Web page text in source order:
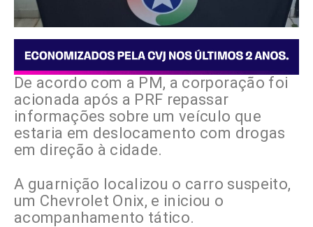
Uma jovem de 23 anos foi presa na
A ação foi resultado de uma operação
De acordo com a PM, a corporação foi
acionada após a PRF repassar
informações sobre um veículo que
estaria em deslocamento com drogas
em direção à cidade.
A guarnição localizou o carro suspeito,
um Chevrolet Onix, e iniciou o
acompanhamento tático.